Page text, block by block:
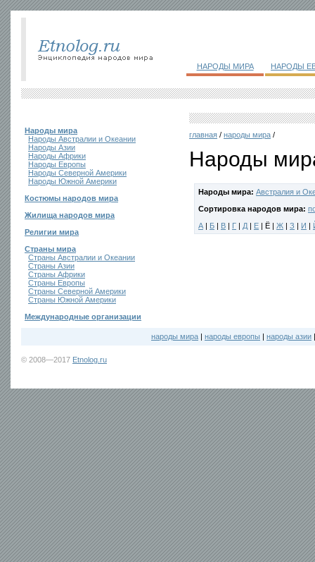
НАРОДЫ МИРА НАРОДЫ
Народы мира
Народы Австралии и Океании
Народы Азии
Народы Африки
Народы Европы
Народы Северной Америки
Народы Южной Америки
Костюмы народов мира
Жилища народов мира
Религии мира
Страны мира
Страны Австралии и Океании
Страны Азии
Страны Африки
Страны Европы
Страны Северной Америки
Страны Южной Америки
Международные организации
главная / народы мира /
Народы
Народы мира: Австралия и
Сортировка народов мира:
А | Б | В | Г | Д | Е | Ё | Ж | З | И |
народы мира | народы европы | народы азии
© 2008—2017 Etnolog.ru